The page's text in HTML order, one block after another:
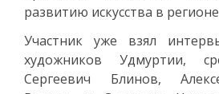
развитию искусства в
Участник уже взял
художников Удмуртии,
Сергеевич Блинов,